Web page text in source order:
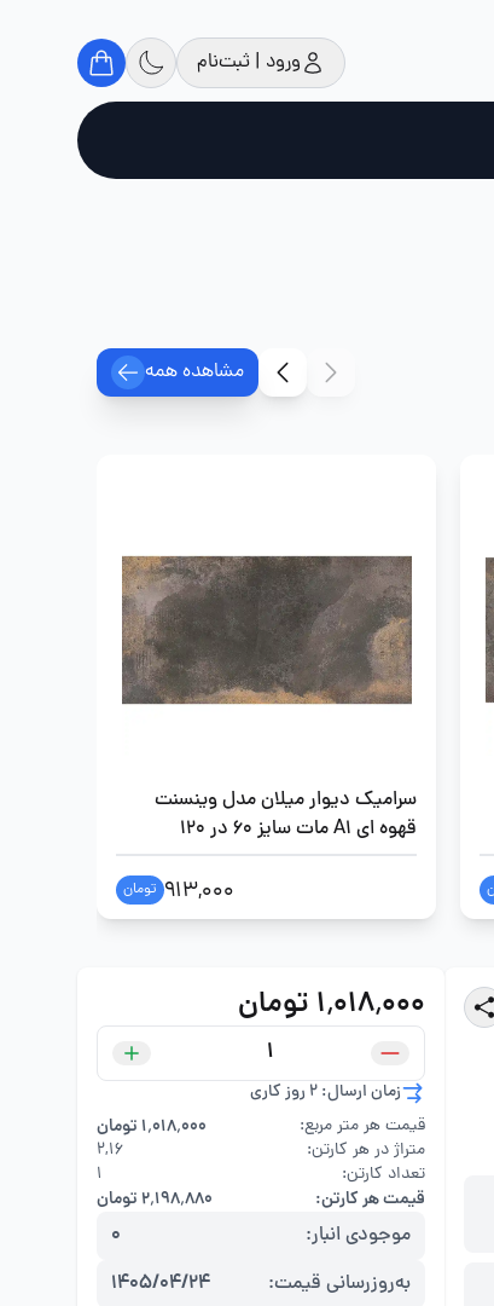
ورود | ثبت‌نام
مشاهده همه
سرامیک دیوار میلان مدل وینسنت
قهوه ای A1 مات سایز 60 در 120
913,000 تومان
۱٬۰۱۸٬۰۰۰ تومان
زمان ارسال: 2 روز کاری
قیمت هر متر مربع:
۱٬۰۱۸٬۰۰۰ تومان
متراژ در هر کارتن:
۲,۱۶
تعداد کارتن:
1
قیمت هر کارتن: ۲٬۱۹۸٬۸۸۰ تومان
موجودی انبار:
0
به‌روزرسانی قیمت:
1405/04/24